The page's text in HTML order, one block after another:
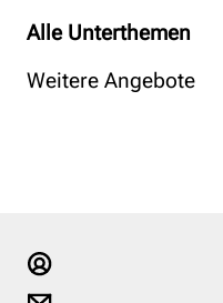
Alle Unterthemen
Weitere Angebote